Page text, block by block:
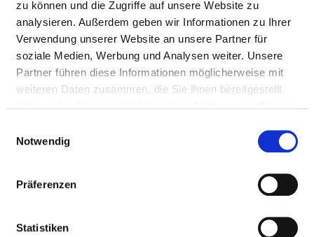
zu können und die Zugriffe auf unsere Website zu
analysieren. Außerdem geben wir Informationen zu Ihrer
Verwendung unserer Website an unsere Partner für
soziale Medien, Werbung und Analysen weiter. Unsere
Partner führen diese Informationen möglicherweise mit
weiteren Daten zusammen, die Sie ihnen bereitgestellt
Notwendig
Präferenzen
Statistiken
HYGIENEBEAUFTRAGTE/R
Ein/e Hygienebeauftragte/r wurde nicht